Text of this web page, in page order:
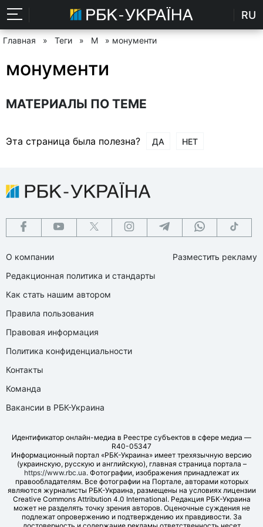
RU
Главная » Теги » М » монументи
монументи
МАТЕРИАЛЫ ПО ТЕМЕ
Эта страница была полезна? ДА НЕТ
О компании
Редакционная политика и стандарты
Как стать нашим автором
Правила пользования
Правовая информация
Политика конфиденциальности
Контакты
Команда
Вакансии в РБК-Украина
Разместить рекламу
Идентификатор онлайн-медиа в Реестре субъектов в сфере медиа —
R40-05347
Информационный портал «РБК-Украина» имеет трехязычную версию
(украинскую, русскую и английскую), главная страница портала –
https://www.rbc.ua. Фотографии, изображения принадлежат их
правообладателям. Все фотографии на Портале, авторами которых
являются журналисты РБК-Украина, размещены на условиях лицензии
Creative Commons Attribution 4.0 International. Редакция РБК-Украина
может не разделять точку зрения авторов. Оценочные суждения не
подлежат опровержению и подтверждению их правдивости. За